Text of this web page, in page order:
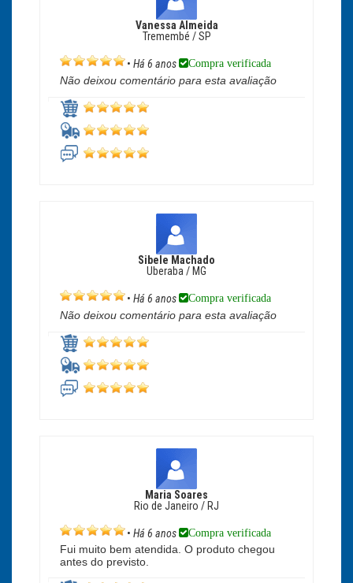
Vanessa Almeida
Tremembé / SP
• Há 6 anos Compra verificada
Não deixou comentário para esta avaliação
Sibele Machado
Uberaba / MG
• Há 6 anos Compra verificada
Não deixou comentário para esta avaliação
Maria Soares
Rio de Janeiro / RJ
• Há 6 anos Compra verificada
Fui muito bem atendida. O produto chegou
antes do previsto.